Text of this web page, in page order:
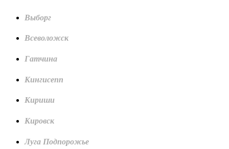
Выборг
Всеволожск
Гатчина
Кингисепп
Кириши
Кировск
Луга Подпорожье